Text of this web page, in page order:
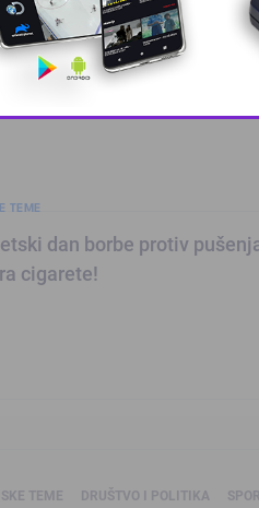
Korisnici znaju zašto…
TEME
dan borbe protiv
cigarete!
TEME DRUŠTVO I POLITIKA